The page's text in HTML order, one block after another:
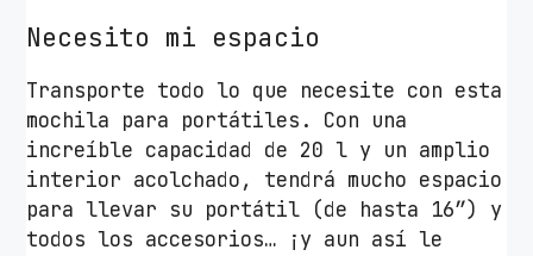
/
r
i
s
c
a
n
Necesito mi espacio
Transporte todo lo que necesite con esta
mochila para portátiles. Con una
increíble capacidad de 20 l y un amplio
interior acolchado, tendrá mucho espacio
para llevar su portátil (de hasta 16”) y
todos los accesorios… ¡y aun así le